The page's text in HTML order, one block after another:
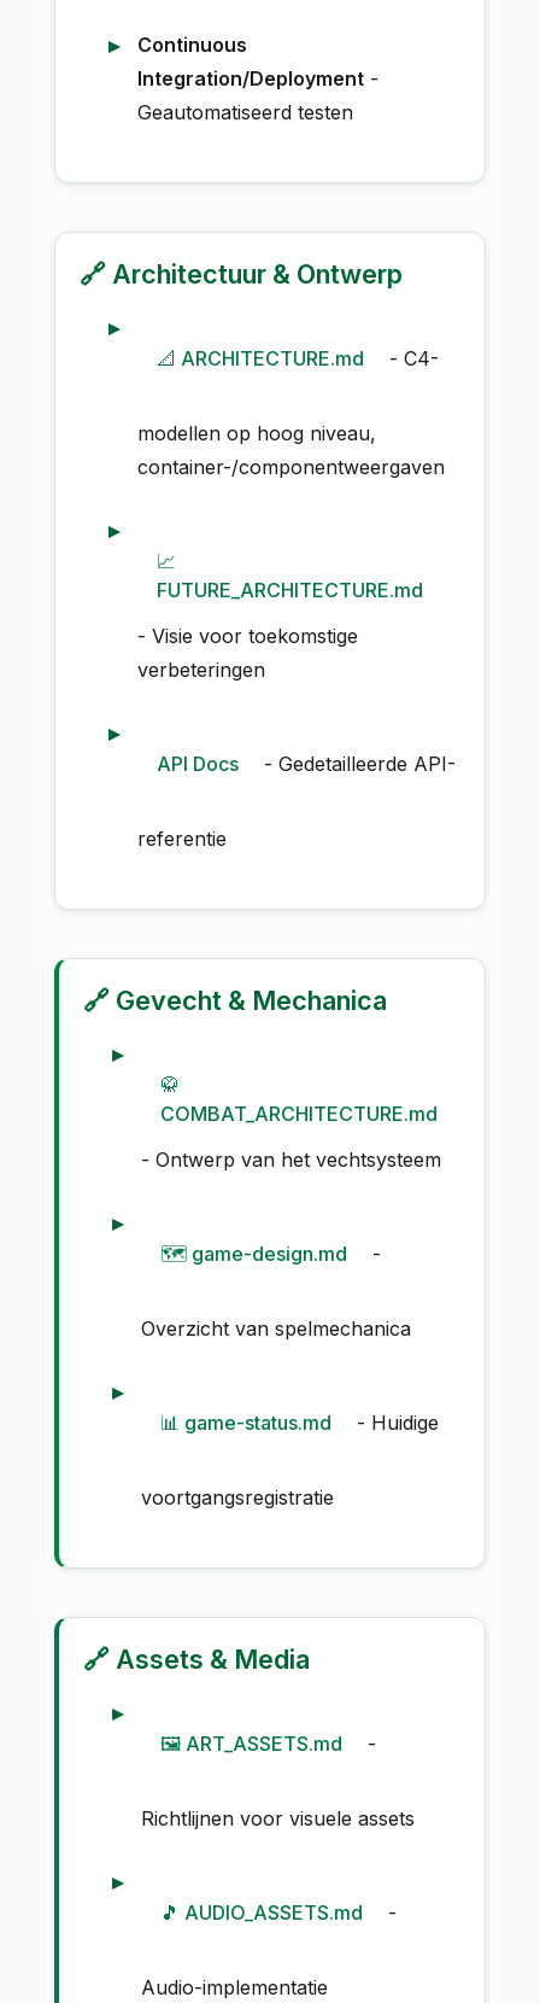
Continuous
Integration/Deployment -
Geautomatiseerd testen
🔗 Architectuur & Ontwerp
📐 ARCHITECTURE.md - C4-
modellen op hoog niveau,
container-/componentweergaven
📈
FUTURE_ARCHITECTURE.md
- Visie voor toekomstige
verbeteringen
API Docs - Gedetailleerde API-
referentie
🔗 Gevecht & Mechanica
🥋
COMBAT_ARCHITECTURE.md
- Ontwerp van het vechtsysteem
🗺️ game-design.md -
Overzicht van spelmechanica
📊 game-status.md - Huidige
voortgangsregistratie
🔗 Assets & Media
🖼️ ART_ASSETS.md -
Richtlijnen voor visuele assets
🎵 AUDIO_ASSETS.md -
Audio-implementatie